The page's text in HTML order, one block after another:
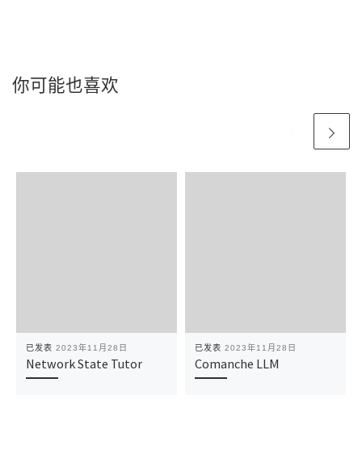
你可能也喜欢
已发表 2023年11月28日
Network State Tutor
已发表 2023年11月28日
Comanche LLM